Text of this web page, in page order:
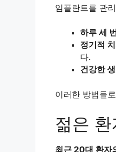
임플란트를 관
하루 세
정기적
다.
건강한
이러한 방법들
젊은
최근 20대 환자